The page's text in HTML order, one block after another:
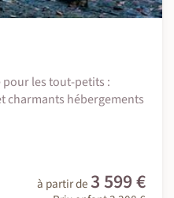
pour les tout-petits :
charmants hébergements
à partir de 3 599 €